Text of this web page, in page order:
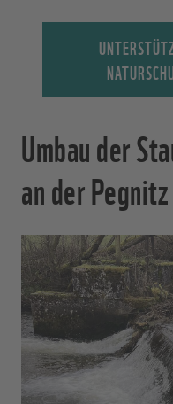
Umbau der
an der Pegnitz